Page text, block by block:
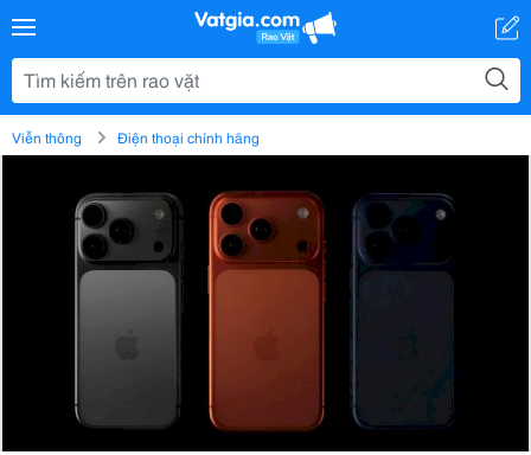
Viễn thông Điện thoại chính hãng